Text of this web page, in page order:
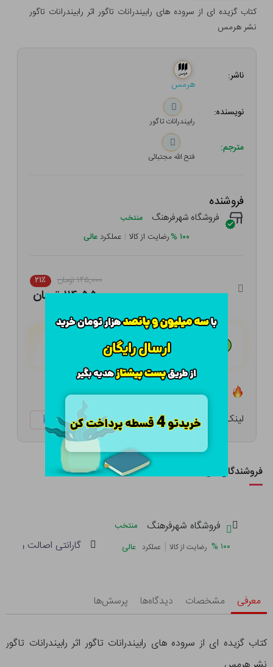
کتاب گزیده ای از سروده های رابیندرانات تاگور اثر رابیندرانات تاگور
نشر هرمس
ناشر:
هرمس
نویسنده:
رابیندرانات تاگور
مترجم:
فتح الله مجتبائی
فروشنده
فروشگاه شهرفرهنگ منتخب
۱۰۰ %رضایت از کالا | عملکرد عالی
۱۴۵,۰۰۰ تومان ۲۱٪
۱۱۴,۵۵۰ تومان
هـر قسط با تــرب‌پــی:
لینک کوتاه: ketabtala.com/sbp-25536
فروشندگان این کالا
فروشگاه شهرفرهنگ
منتخب
۱۰۰ % رضایت از کالا | عملکرد عالی گارانتی اصالت و
معرفی مشخصات دیدگاه‌ها پرسش‌ها
کتاب گزیده ای از سروده های رابیندرانات تاگور اثر رابیندرانات تاگور